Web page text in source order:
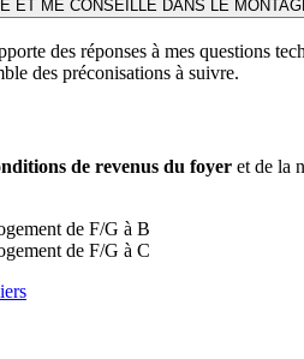
ME CONSEILLE DANS LE
des réponses à mes questions
des préconisations à suivre.
de revenus du foyer et de la
de F/G à B
de F/G à C